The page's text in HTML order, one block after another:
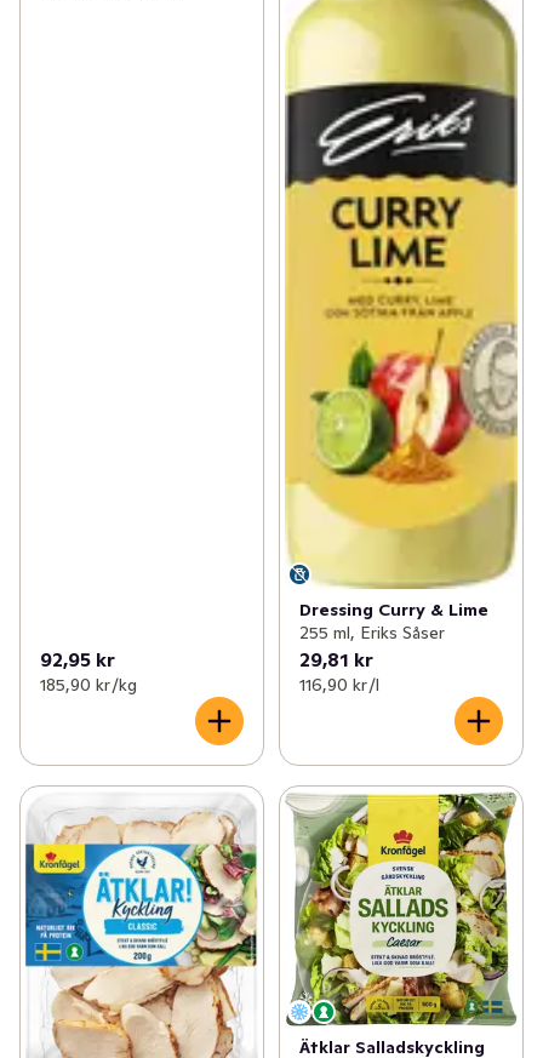
92,95 kr
185,90 kr /kg
Dressing Curry & Lime
255 ml, Eriks Såser
29,81 kr
116,90 kr /l
Ätklar Salladskyckling